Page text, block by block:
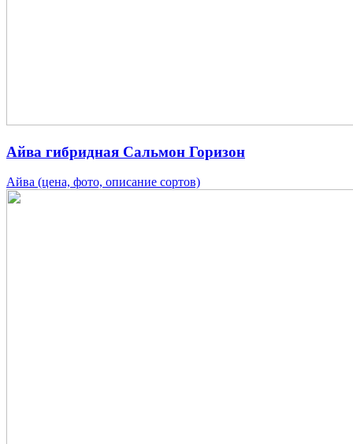
Айва гибридная Сальмон Горизон
Айва (цена, фото, описание сортов)